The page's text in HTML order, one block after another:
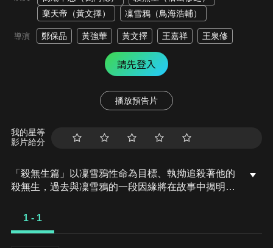
棄天帝（黃文擇）
凜雪鴉（鳥海浩輔）
導演 鄭保品 黃強華 黃文擇 王嘉祥 王泉修
請先登入
播放預告片
我的星等
影片給分
「殺無生篇」以凜雪鴉性命為目標、執拗追殺著他的
殺無生，過去與凜雪鴉的一段因緣將在故事中揭明。
在凜雪鴉的勸進下參加了較量劍技的「劍聖會」。
1 - 1